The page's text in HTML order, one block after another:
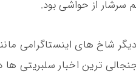
شاخ های اینستاگرامی
ترین اخبار سلبریتی ها